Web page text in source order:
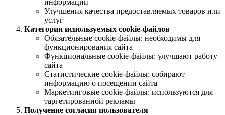
информации
Улучшения качества предоставляемых товаров или
услуг
Категории используемых cookie-файлов
Обязательные cookie-файлы: необходимы для
функционирования сайта
Функциональные cookie-файлы: улучшают работу
сайта
Статистические cookie-файлы: собирают
информацию о посещении сайта
Маркетинговые cookie-файлы: используются для
таргетированной рекламы
Получение согласия пользователя